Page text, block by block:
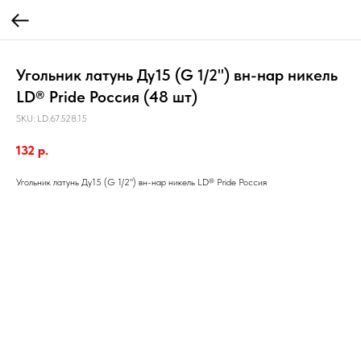
Угольник латунь Ду15 (G 1/2") вн-нар никель
LD® Pride Россия (48 шт)
SKU: LD.67.528.15
132 р.
Угольник латунь Ду15 (G 1/2") вн-нар никель LD® Pride Россия